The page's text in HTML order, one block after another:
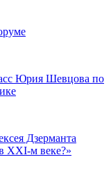
Юрия Шевцова по
Дзерманта
XXI-м веке?»